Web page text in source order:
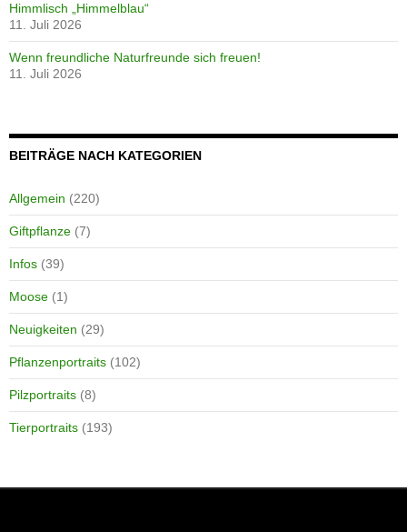
Himmlisch „Himmelblau“
11. Juli 2026
Wenn freundliche Naturfreunde sich freuen!
11. Juli 2026
BEITRÄGE NACH KATEGORIEN
Allgemein (220)
Giftpflanze (7)
Infos (39)
Moose (1)
Neuigkeiten (29)
Pflanzenportraits (102)
Pilzportraits (8)
Tierportraits (193)